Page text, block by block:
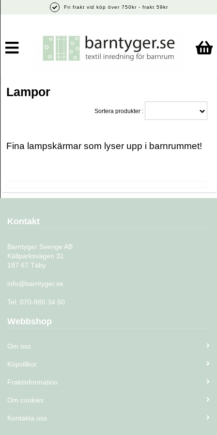
Fri frakt vid köp över 750kr - frakt 59kr
Lampor
Sortera produkter :
Fina lampskärmar som lyser upp i barnrummet!
Kontakt
Barntyger Sverige AB
Källparksvägen 31
187 67 Täby
info@barntyger.se
Tel: 070-880 34 50
Webbshop
Om oss
Köpvillkor
Fraktinformation
Om cookies
Kontakta oss